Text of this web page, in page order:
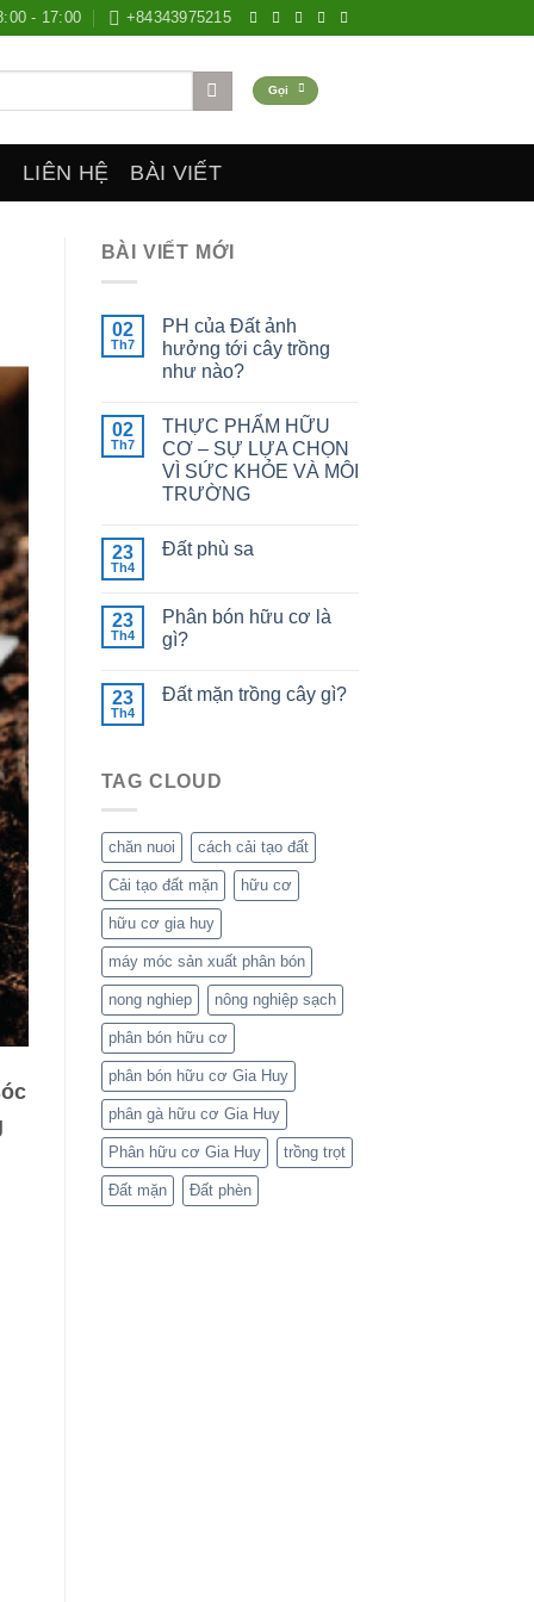
- 17:00 +84343975215
Gọi
LIÊN HỆ BÀI VIẾT
BÀI VIẾT MỚI
02
Th7
PH của Đất ảnh
hưởng tới cây trồng
như nào?
02
Th7
THỰC PHẨM HỮU
CƠ – SỰ LỰA CHỌN
VÌ SỨC KHỎE VÀ MÔI
TRƯỜNG
23
Th4
Đất phù sa
23
Th4
Phân bón hữu cơ là
gì?
23
Th4
Đất mặn trồng cây gì?
TAG CLOUD
chăn nuoi cách cải tạo đất
Cải tạo đất mặn hữu cơ
hữu cơ gia huy
máy móc sản xuất phân bón
nong nghiep nông nghiệp sạch
phân bón hữu cơ
phân bón hữu cơ Gia Huy
phân gà hữu cơ Gia Huy
Phân hữu cơ Gia Huy trồng trọt
Đất mặn Đất phèn